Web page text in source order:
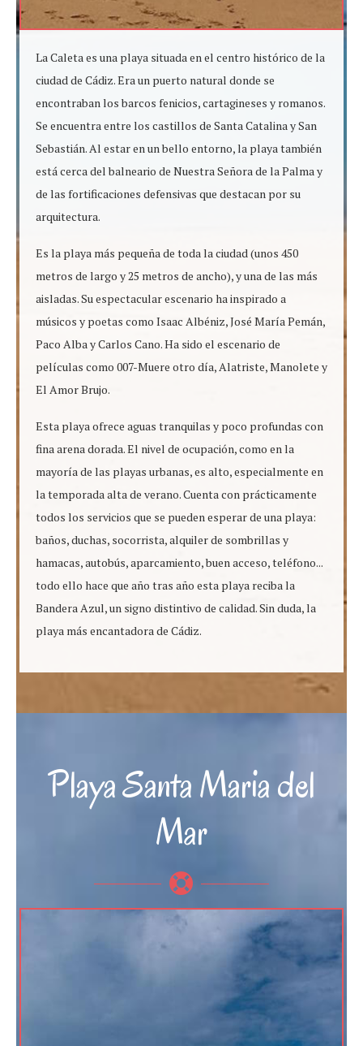
La Caleta es una playa situada en el centro histórico de la
ciudad de Cádiz. Era un puerto natural donde se
encontraban los barcos fenicios, cartagineses y romanos.
Se encuentra entre los castillos de Santa Catalina y San
Sebastián. Al estar en un bello entorno, la playa también
está cerca del balneario de Nuestra Señora de la Palma y
de las fortificaciones defensivas que destacan por su
arquitectura.
Es la playa más pequeña de toda la ciudad (unos 450
metros de largo y 25 metros de ancho), y una de las más
aisladas. Su espectacular escenario ha inspirado a
músicos y poetas como Isaac Albéniz, José María Pemán,
Paco Alba y Carlos Cano. Ha sido el escenario de
películas como 007-Muere otro día, Alatriste, Manolete y
El Amor Brujo.
Esta playa ofrece aguas tranquilas y poco profundas con
fina arena dorada. El nivel de ocupación, como en la
mayoría de las playas urbanas, es alto, especialmente en
la temporada alta de verano. Cuenta con prácticamente
todos los servicios que se pueden esperar de una playa:
baños, duchas, socorrista, alquiler de sombrillas y
hamacas, autobús, aparcamiento, buen acceso, teléfono...
todo ello hace que año tras año esta playa reciba la
Bandera Azul, un signo distintivo de calidad. Sin duda, la
playa más encantadora de Cádiz.
Playa Santa Maria del
Mar